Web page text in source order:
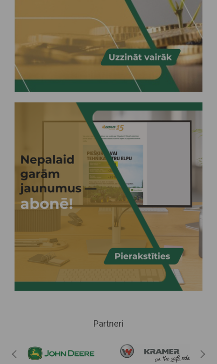
Partneri